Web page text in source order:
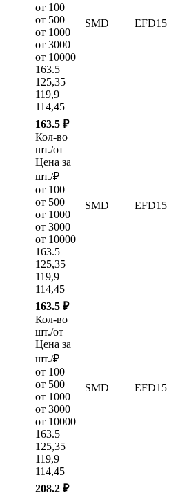
от 100
от 500
от 1000
от 3000
от 10000
163.5
125,35
119,9
114,45
SMD EFD15
163.5 ₽
Кол-во
шт./от
Цена за
шт./₽
от 100
от 500
от 1000
от 3000
от 10000
163.5
125,35
119,9
114,45
SMD EFD15
163.5 ₽
Кол-во
шт./от
Цена за
шт./₽
от 100
от 500
от 1000
от 3000
от 10000
163.5
125,35
119,9
114,45
SMD EFD15
208.2 ₽